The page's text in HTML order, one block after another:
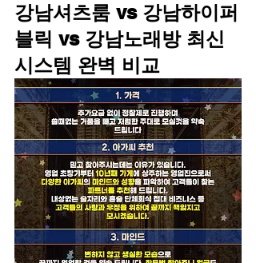
강남셔츠룸 vs 강남하이퍼
블릭 vs 강남노래방 최신
시스템 완벽 비교